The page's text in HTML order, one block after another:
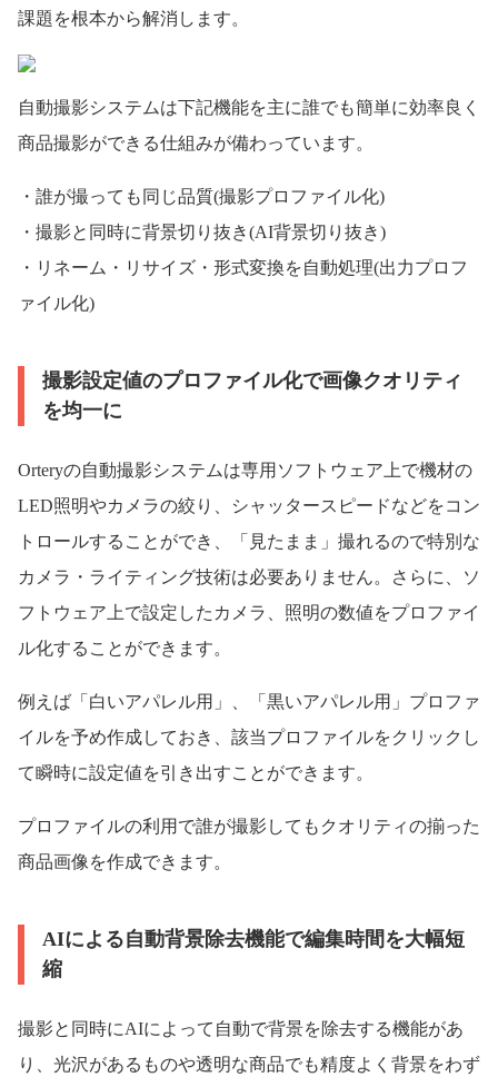
課題を根本から解消します。
自動撮影システムは下記機能を主に誰でも簡単に効率良く
商品撮影ができる仕組みが備わっています。
・誰が撮っても同じ品質(撮影プロファイル化)
・撮影と同時に背景切り抜き(AI背景切り抜き)
・リネーム・リサイズ・形式変換を自動処理(出力プロフ
ァイル化)
撮影設定値のプロファイル化で画像クオリティ
を均一に
Orteryの自動撮影システムは専用ソフトウェア上で機材の
LED照明やカメラの絞り、シャッタースピードなどをコン
トロールすることができ、「見たまま」撮れるので特別な
カメラ・ライティング技術は必要ありません。さらに、ソ
フトウェア上で設定したカメラ、照明の数値をプロファイ
ル化することができます。
例えば「白いアパレル用」、「黒いアパレル用」プロファ
イルを予め作成しておき、該当プロファイルをクリックし
て瞬時に設定値を引き出すことができます。
プロファイルの利用で誰が撮影してもクオリティの揃った
商品画像を作成できます。
AIによる自動背景除去機能で編集時間を大幅短
縮
撮影と同時にAIによって自動で背景を除去する機能があ
り、光沢があるものや透明な商品でも精度よく背景をわず